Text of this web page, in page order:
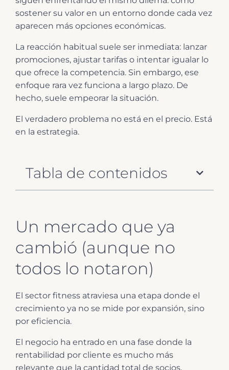
sostener su valor en un entorno donde cada vez
aparecen más opciones económicas.
La reacción habitual suele ser inmediata: lanzar
promociones, ajustar tarifas o intentar igualar lo
que ofrece la competencia. Sin embargo, ese
enfoque rara vez funciona a largo plazo. De
hecho, suele empeorar la situación.
El verdadero problema no está en el precio. Está
en la estrategia.
Tabla de contenidos
Un mercado que ya
cambió (aunque no
todos lo notaron)
El sector fitness atraviesa una etapa donde el
crecimiento ya no se mide por expansión, sino
por eficiencia.
El negocio ha entrado en una fase donde la
rentabilidad por cliente es mucho más
relevante que la cantidad total de socios.